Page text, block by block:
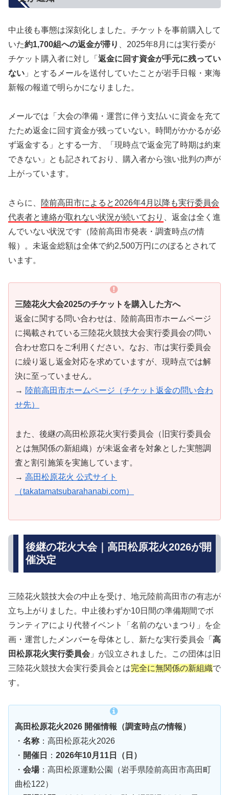
中止後も事態は深刻化しました。チケットを事前購入して
いた約1,700組への返金が滞り
、2025年8月には実行委が
チケット購入者に対し「 返金に回す資金が手元に残ってい
ない 」とするメールを送付していたことが岩手日報・東海
新報の報道で明らかになりました。
メールでは「大会の準備・運営に伴う支払いに資金を充て
たため返金に回す資金が残っていない。時間がかかるが必
ず返金する」とする一方、「現時点で返金完了時期は約束
できない」とも記されており、購入者から強い批判の声が
上がっています。
さらに、
陸前高田市によると2026年4月以降も実行委員会
代表者と連絡が取れない状況が続いており
、返金は全く進
んでいない状況です（陸前高田市発表・調査時点の情
報）。未返金総額は全体で約2,500万円にのぼるとされて
います。
三陸花火大会2025のチケットを購入した方へ
返金に関する問い合わせは、陸前高田市ホームページ
に掲載されている三陸花火競技大会実行委員会の問い
合わせ窓口をご利用ください。なお、市は実行委員会
に繰り返し返金対応を求めていますが、現時点では解
決に至っていません。
→ 陸前高田市ホームページ（チケット返金の問い合わ
せ先）
また、後継の高田松原花火実行委員会（旧実行委員会
とは無関係の新組織）が未返金者を対象とした実態調
査と割引施策を実施しています。
→ 高田松原花火 公式サイト
（takatamatsubarahanabi.com）
後継の花火大会｜高田松原花火2026が開
催決定
三陸花火競技大会の中止を受け、地元陸前高田市の有志が
立ち上がりました。中止後わずか10日間の準備期間でボ
ランティアにより代替イベント「名前のないまつり」を企
画・運営したメンバーを母体とし、新たな実行委員会「 高
田松原花火実行委員会 」が設立されました。この団体は旧
三陸花火競技大会実行委員会とは完全に無関係の新組織で
す。
高田松原花火2026 開催情報（調査時点の情報）
・ 名称 ：高田松原花火2026
・ 開催日 ： 2026年10月11日（日）
・ 会場：高田松原運動公園（岩手県陸前高田市高田町
曲松122）